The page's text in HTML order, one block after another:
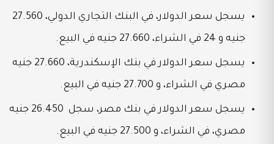
يسجل سعر الدولار، في البنك التجاري الدولي، 27.560
جنيه و 24 في الشراء، 27.660 جنيه في البيع.
يسجل سعر الدولار في بنك الإسكندرية، 27.660 جنيه
مصري في الشراء، و 27.700 جنيه في البيع.
يسجل سعر الدولار في بنك مصر، سجل 26.450 جنيه
مصري، في الشراء، و 27.500 جنيه في البيع.